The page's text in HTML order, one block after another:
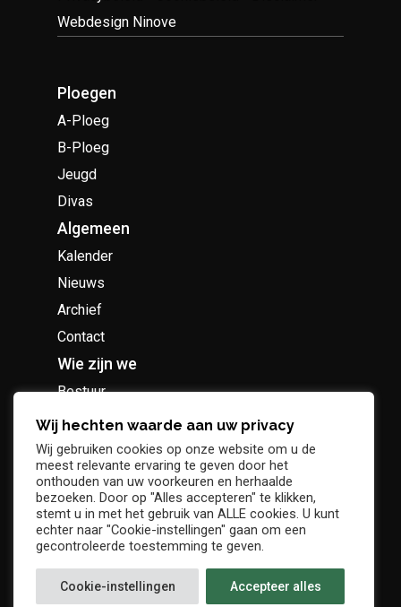
Webdesign Ninove
Ploegen
A-Ploeg
B-Ploeg
Jeugd
Divas
Algemeen
Kalender
Nieuws
Archief
Contact
Wie zijn we
Bestuur
Geschiedenis
Supportersclub
Socio Business Club
Wij hechten waarde aan uw privacy
Wij gebruiken cookies op onze website om u de
meest relevante ervaring te geven door het
onthouden van uw voorkeuren en herhaalde
bezoeken. Door op "Alles accepteren" te klikken,
stemt u in met het gebruik van ALLE cookies. U kunt
echter naar "Cookie-instellingen" gaan om een
gecontroleerde toestemming te geven.
Cookie-instellingen Accepteer alles